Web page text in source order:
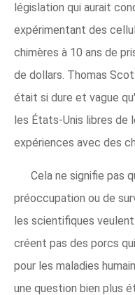
législation qui aurait
expérimentant des
chimères à 10 ans de
de dollars. Thomas
était si dure et vague
les États-Unis libres de
expériences avec des
Cela ne signifie pas
préoccupation ou de
les scientifiques
créent pas des porcs
pour les maladies
une question bien plus